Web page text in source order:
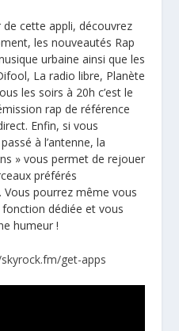
cette appli, découvrez
les nouveautés Rap
urbaine ainsi que les
La radio libre, Planète
les soirs à 20h c’est le
rap de référence
Enfin, si vous
à l’antenne, la
» vous permet de rejouer
préférés
pourrez même vous
dédiée et vous
humeur !
get-apps